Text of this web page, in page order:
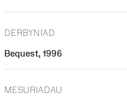
DERBYNIAD
Bequest, 1996
MESURIADAU